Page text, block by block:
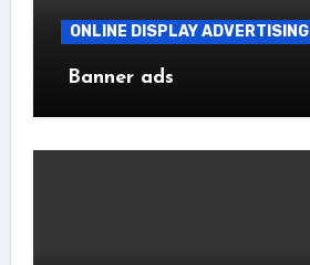
ONLINE DISPLAY ADVERTISING
Banner ads